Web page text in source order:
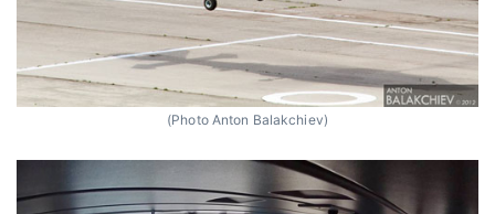
(Photo Anton Balakchiev)